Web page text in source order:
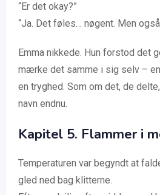
“Er det okay?”
“Ja. Det føles… nøgent. Men
Emma nikkede. Hun forstod det
mærke det samme i sig selv –
en tryghed. Som om det, de
navn endnu.
Kapitel 5. Flammer i
Temperaturen var begyndt at
gled ned bag klitterne.